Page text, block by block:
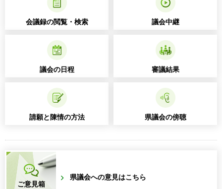
会議録の閲覧・検索 議会中継
議会の日程 審議結果
請願と陳情の方法 県議会の傍聴
ご意見箱
県議会への意見はこちら